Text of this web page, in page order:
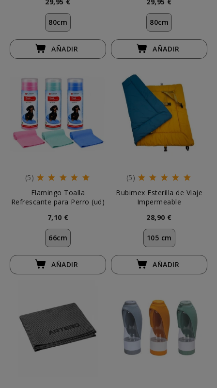
80cm
AÑADIR
80cm
AÑADIR
(5)
Flamingo Toalla
Refrescante para Perro (ud)
7,10 €
66cm
AÑADIR
(5)
Bubimex Esterilla de Viaje
Impermeable
28,90 €
105 cm
AÑADIR